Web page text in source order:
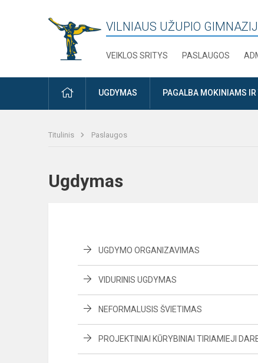
VILNIAUS UŽUPIO
VEIKLOS SRITYS PASLAUGOS
PRADŽIAUGDYMAS PAGALBA MOKINIAMS IR
Titulinis Paslaugos
Ugdymas
UGDYMO ORGANIZAVIMAS
VIDURINIS UGDYMAS
NEFORMALUSIS ŠVIETIMAS
PROJEKTINIAI KŪRYBINIAI TIRIAMIEJI